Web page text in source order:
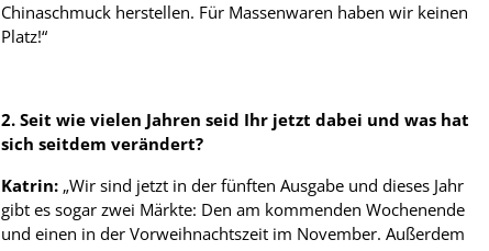
Chinaschmuck herstellen. Für Massenwaren haben wir keinen
Platz!“
2. Seit wie vielen Jahren seid Ihr jetzt dabei und was hat
sich seitdem verändert?
Katrin: „Wir sind jetzt in der fünften Ausgabe und dieses Jahr
gibt es sogar zwei Märkte: Den am kommenden Wochenende
und einen in der Vorweihnachtszeit im November. Außerdem